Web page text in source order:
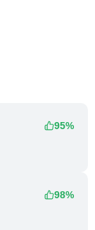
95%
98%